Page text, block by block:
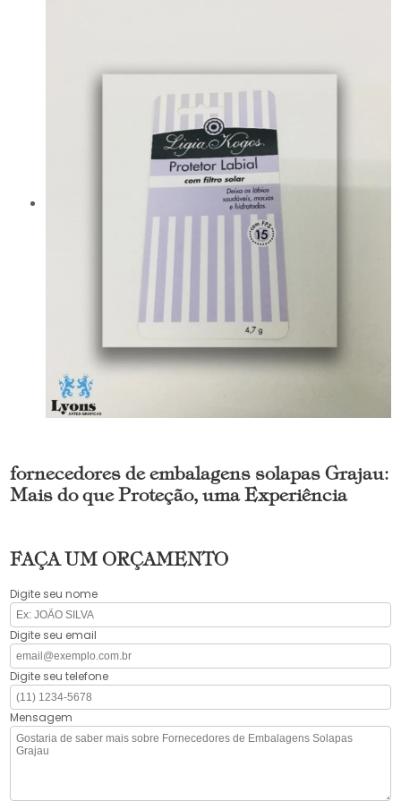
fornecedores de embalagens solapas Grajau:
Mais do que Proteção, uma Experiência
FAÇA UM ORÇAMENTO
Digite seu nome
Digite seu email
Digite seu telefone
Mensagem